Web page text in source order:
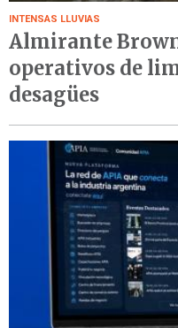
INTENSAS LLUVIAS
Almirante
operativos de
desagües